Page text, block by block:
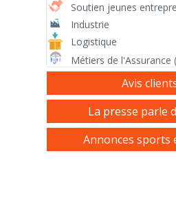
Soutien jeunes
Industrie
Logistique
Métiers de l'Assurance
Avis
La presse parle
Annonces sports